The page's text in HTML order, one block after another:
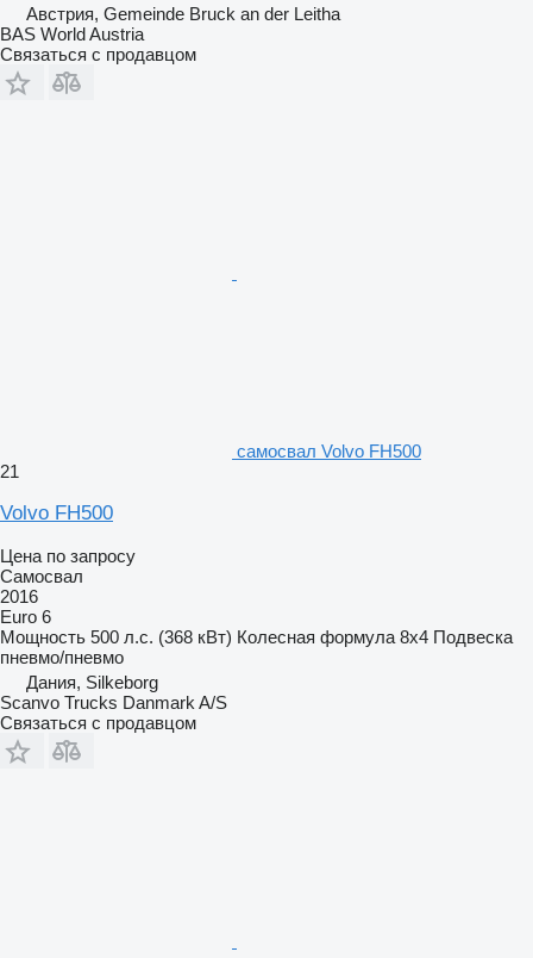
Австрия, Gemeinde Bruck an der Leitha
BAS World Austria
Связаться с продавцом
самосвал Volvo FH500
21
Volvo FH500
Цена по запросу
Самосвал
2016
Euro 6
Мощность 500 л.с. (368 кВт) Колесная формула 8x4 Подвеска
пневмо/пневмо
Дания, Silkeborg
Scanvo Trucks Danmark A/S
Связаться с продавцом